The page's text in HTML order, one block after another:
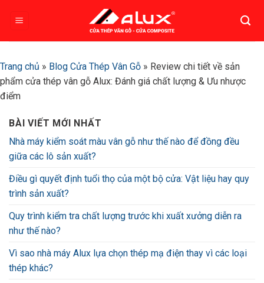
Trang chủ » Blog Cửa Thép Vân Gỗ » Review chi tiết về sản
phẩm cửa thép vân gỗ Alux: Đánh giá chất lượng & Ưu nhược
điểm
BÀI VIẾT MỚI NHẤT
Nhà máy kiểm soát màu vân gỗ như thế nào để đồng đều
giữa các lô sản xuất?
Điều gì quyết định tuổi thọ của một bộ cửa: Vật liệu hay quy
trình sản xuất?
Quy trình kiểm tra chất lượng trước khi xuất xưởng diễn ra
như thế nào?
Vì sao nhà máy Alux lựa chọn thép mạ điện thay vì các loại
thép khác?